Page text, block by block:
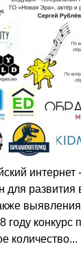
интернет
для
году конкурс
количество...